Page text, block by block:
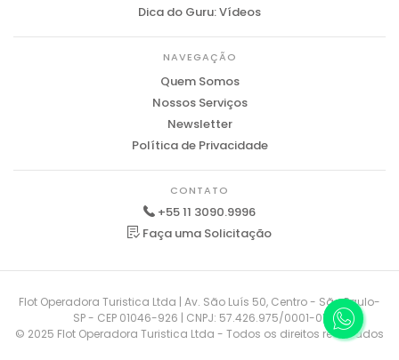
Dica do Guru: Vídeos
NAVEGAÇÃO
Quem Somos
Nossos Serviços
Newsletter
Política de Privacidade
CONTATO
+55 11 3090.9996
Faça uma Solicitação
Flot Operadora Turistica Ltda | Av. São Luís 50, Centro - São Paulo-
SP - CEP 01046-926 | CNPJ: 57.426.975/0001-01
© 2025 Flot Operadora Turistica Ltda - Todos os direitos reservados